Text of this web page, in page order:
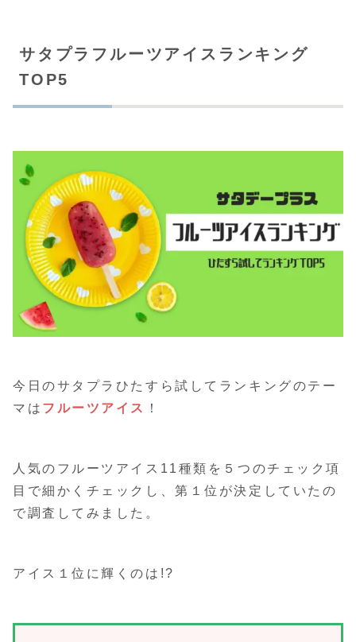
サタプラフルーツアイスランキング
TOP5
今日のサタプラひたすら試してランキングのテー
マは フルーツアイス ！
人気のフルーツアイス11種類を５つのチェック項
目で細かくチェックし、第１位が決定していたの
で調査してみました。
アイス１位に輝くのは!?